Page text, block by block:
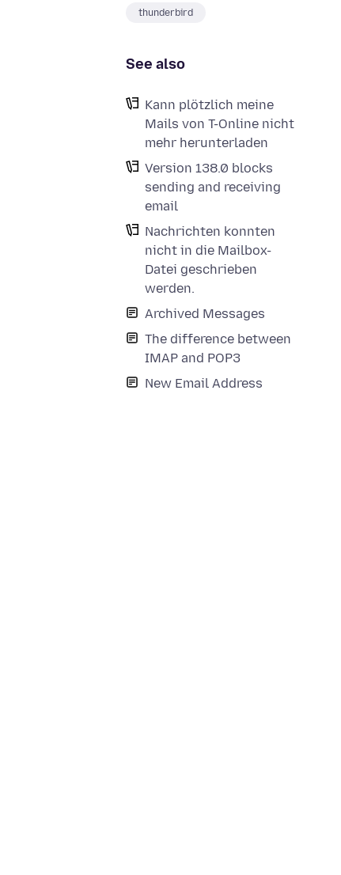
thunderbird
See also
Kann plötzlich meine
Mails von T-Online nicht
mehr herunterladen
Version 138.0 blocks
sending and receiving
email
Nachrichten konnten
nicht in die Mailbox-
Datei geschrieben
werden.
Archived Messages
The difference between
IMAP and POP3
New Email Address